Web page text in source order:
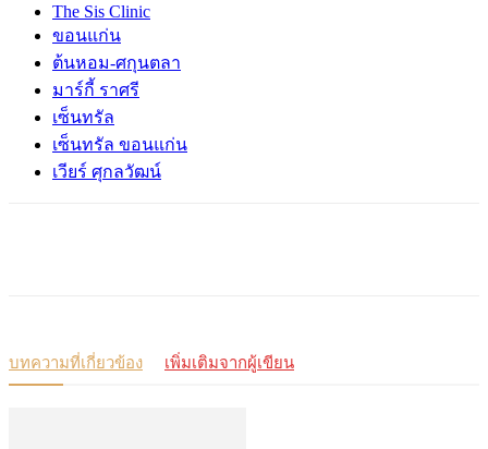
The Sis Clinic
ขอนแก่น
ต้นหอม-ศกุนตลา
มาร์กี้ ราศรี
เซ็นทรัล
เซ็นทรัล ขอนแก่น
เวียร์ ศุกลวัฒน์
บทความที่เกี่ยวข้อง เพิ่มเติมจากผู้เขียน